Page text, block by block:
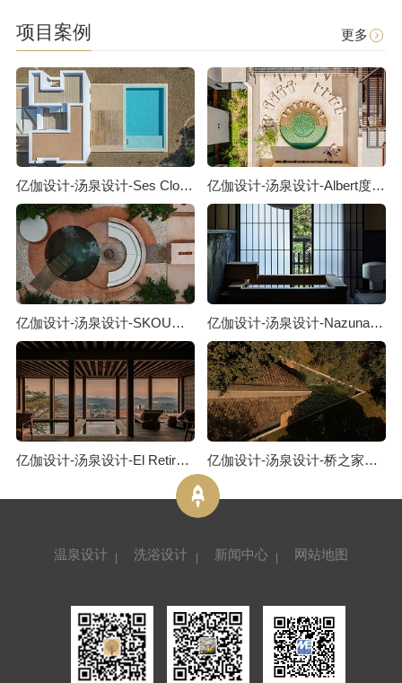
项目案例 更多
亿伽设计-汤泉设计-Ses Clotades泳池度假屋：关于对立关系的对话 亿伽设计-汤泉设计-Albert度假酒店：藏于老街之后的静谧酒店
亿伽设计-汤泉设计-SKOURA泳池度假屋：从摩洛哥斯库拉沙漠汲取灵感 亿伽设计-汤泉设计-Nazuna Kyoto町屋酒店：记忆与生活方式的物质载体
亿伽设计-汤泉设计-El Retiro Spa馆：建筑摒弃了“立面”的概念 亿伽设计-汤泉设计-桥之家汤泉度假屋：逆境往往会催生创新
温泉设计 洗浴设计 新闻中心 网站地图